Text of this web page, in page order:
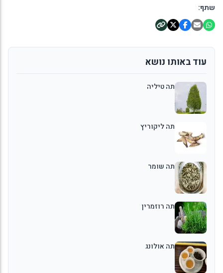
שתף:
עוד באותו נושא
תה טיליה
תה ליקוריץ
תה שומר
תה רוזמרין
תה אולונג